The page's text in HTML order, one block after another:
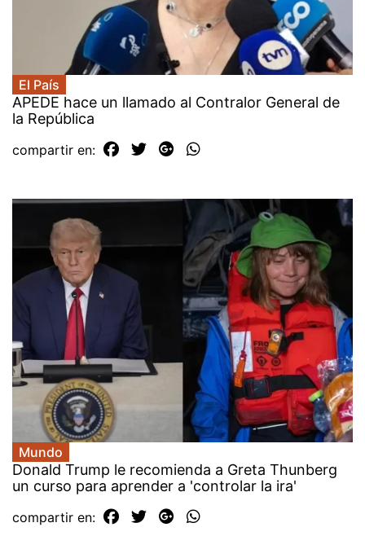
El País
APEDE hace un llamado al Contralor General de
la República
compartir en:
Mundo
Donald Trump le recomienda a Greta Thunberg
un curso para aprender a 'controlar la ira'
compartir en: